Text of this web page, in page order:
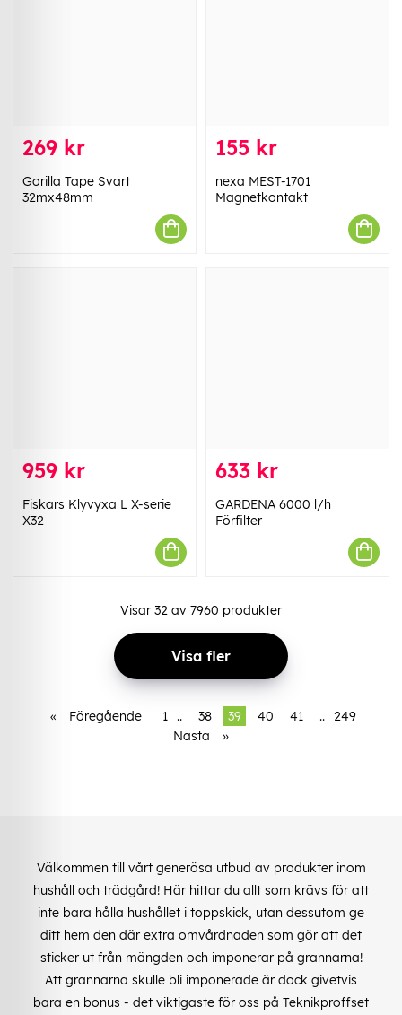
269 kr
Gorilla Tape Svart
32mx48mm
155 kr
nexa MEST-1701
Magnetkontakt
959 kr
Fiskars Klyvyxa L X-serie
X32
633 kr
GARDENA 6000 l/h
Förfilter
Visar 32 av 7960 produkter
Visa fler
« Föregående 1 .. 38 39 40 41 .. 249
Nästa
»
Välkommen till vårt generösa utbud av produkter inom
hushåll och trädgård! Här hittar du allt som krävs för att
inte bara hålla hushållet i toppskick, utan dessutom ge
ditt hem den där extra omvårdnaden som gör att det
sticker ut från mängden och imponerar på grannarna!
Att grannarna skulle bli imponerade är dock givetvis
bara en bonus - det viktigaste för oss på Teknikproffset